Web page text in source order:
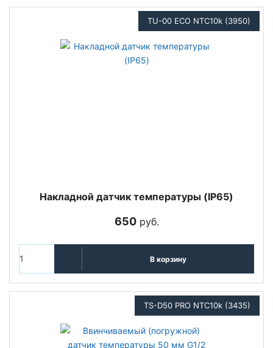
TU-00 ECO NTC10k (3950)
Накладной датчик температуры (IP65)
650руб.
В корзину
TS-D50 PRO NTC10k (3435)